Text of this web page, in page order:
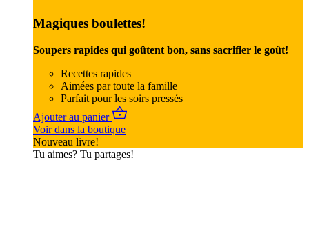
Magiques boulettes!
Soupers rapides qui goûtent bon, sans sacrifier le goût!
Recettes rapides
Aimées par toute la famille
Parfait pour les soirs pressés
Ajouter au panier
Voir dans la boutique
Nouveau livre!
Tu aimes? Tu partages!